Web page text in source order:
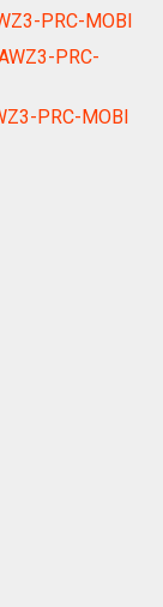
PRC-MOBI
PRC-
PRC-MOBI